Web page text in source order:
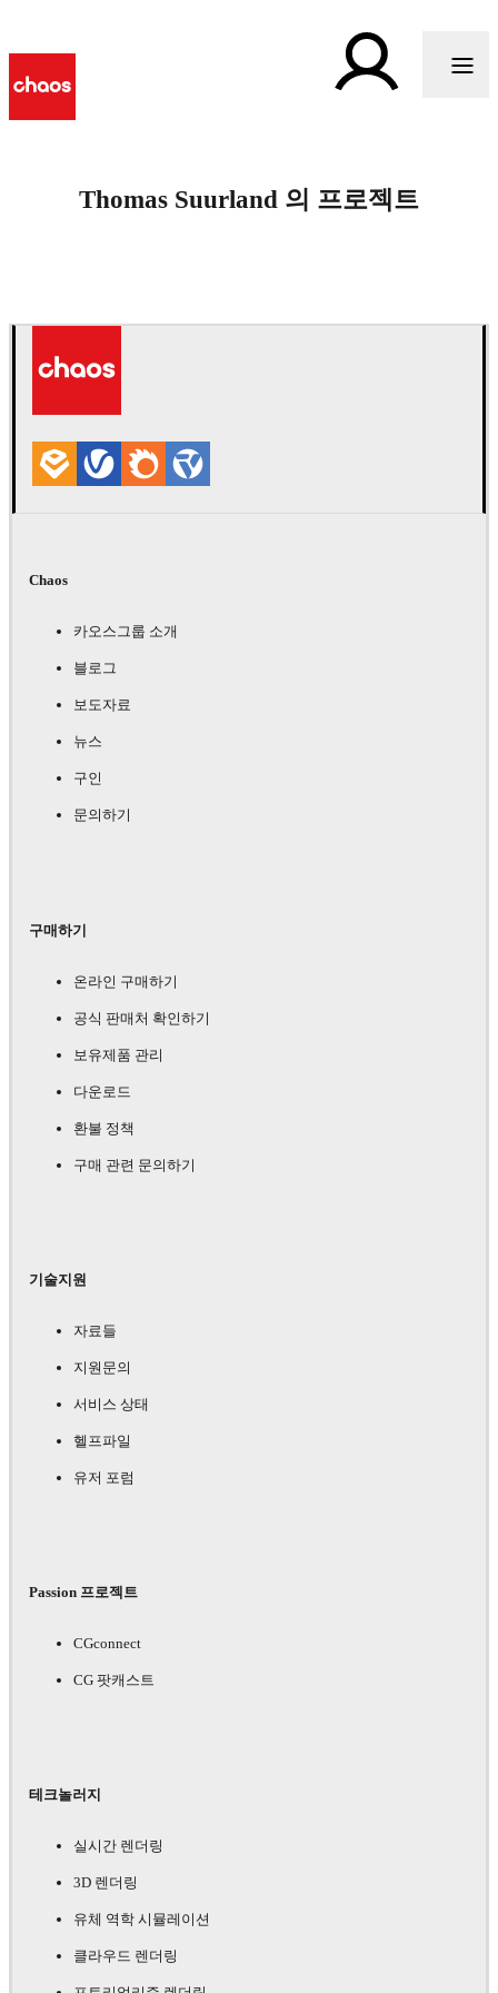
Thomas Suurland 의 프로젝트
Chaos
카오스그룹 소개
블로그
보도자료
뉴스
구인
문의하기
구매하기
온라인 구매하기
공식 판매처 확인하기
보유제품 관리
다운로드
환불 정책
구매 관련 문의하기
기술지원
자료들
지원문의
서비스 상태
헬프파일
유저 포럼
Passion 프로젝트
CGconnect
CG 팟캐스트
테크놀러지
실시간 렌더링
3D 렌더링
유체 역학 시뮬레이션
클라우드 렌더링